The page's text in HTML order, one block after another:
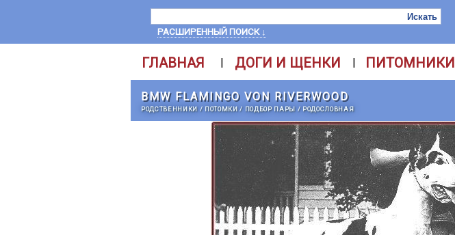
РАСШИРЕННЫЙ ПОИСК ↓
ГЛАВНАЯ | ДОГИ И ЩЕНКИ | ПИТОМНИКИ
BMW FLAMINGO VON RIVERWOOD
РОДСТВЕННИКИ / ПОТОМКИ/ ПОДБОР ПАРЫ / РОДОСЛОВНАЯ